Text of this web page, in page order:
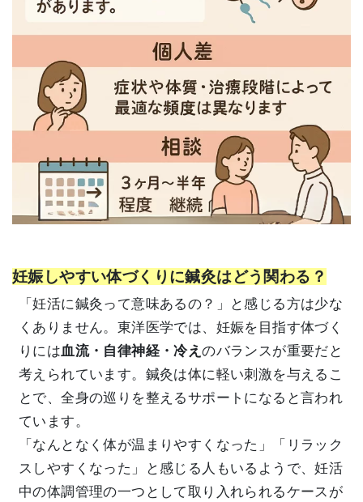
妊娠しやすい体づくりに鍼灸はどう関わる？
「妊活に鍼灸って意味あるの？」と感じる方は少な
くありません。東洋医学では、妊娠を目指す体づく
りには血流・自律神経・冷えのバランスが重要だと
考えられています。鍼灸は体に軽い刺激を与えるこ
とで、全身の巡りを整えるサポートになると言われ
ています。
「なんとなく体が温まりやすくなった」「リラック
スしやすくなった」と感じる人もいるようで、妊活
中の体調管理の一つとして取り入れられるケースが